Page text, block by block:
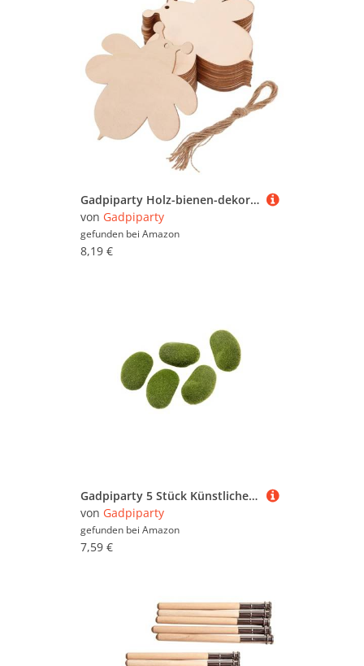
Gadpiparty Holz-bienen-dekorationen Unbemalte Holzscheiben Bienenformen für DIY Bastelprojekte Kinderhandwerk Partydeko Langlebige Holzteile
von Gadpiparty
gefunden bei Amazon
8,19 €
Gadpiparty 5 Stück Künstliche Moossteine Imitation Stein Dekoration für Bonsai Terrarien Garten und DIY Projekte Grüne Mooskugeln für Kreative Arrangements
von Gadpiparty
gefunden bei Amazon
7,59 €